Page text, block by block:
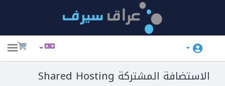
الاستضافة المشتركة Shared Hosting